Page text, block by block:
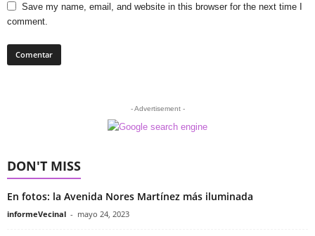
Save my name, email, and website in this browser for the next time I
comment.
- Advertisement -
DON'T MISS
En fotos: la Avenida Nores Martínez más iluminada
informeVecinal - mayo 24, 2023